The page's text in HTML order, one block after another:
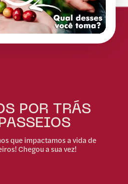
POR TRÁS
que impactamos a vida de
Chegou a sua vez!